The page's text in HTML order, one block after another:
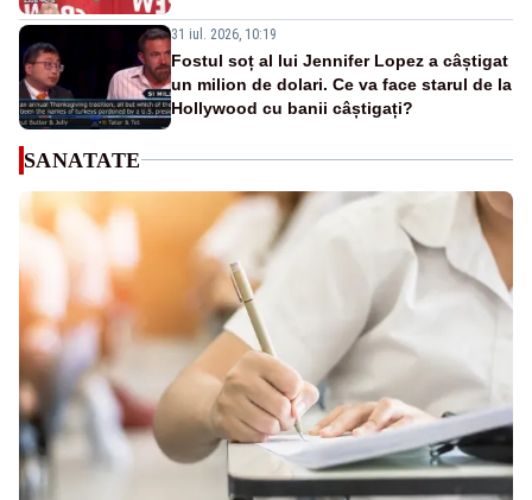
31 iul. 2026, 10:19
Fostul soț al lui Jennifer Lopez a câștigat
un milion de dolari. Ce va face starul de la
Hollywood cu banii câștigați?
SANATATE